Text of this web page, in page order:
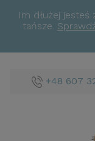
Im dłużej
tańsze.
+48 607